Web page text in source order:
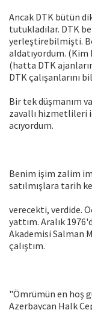
Ancak DTK bütün
tutukladılar. DTK
yerleştirebilmişti.
aldatıyordum. (Kim
(hatta DTK
DTK çalışanlarını
Bir tek düşmanım
zavallı hizmetlileri
acıyordum.
Benim işim zalim
satılmışlara tarih
verecekti, verdide.
yattım. Aralık
Akademisi Salman
çalıştım.
"Ömrümün en hoş
Azerbaycan Halk